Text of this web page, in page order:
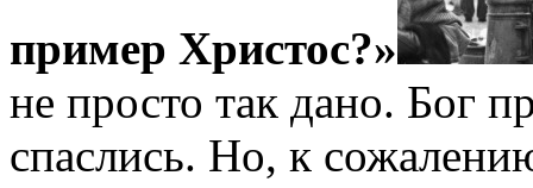
пример Христос?»
не просто так дано. Бог
спаслись. Но, к